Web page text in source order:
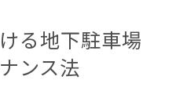
る地下駐車場
ンス法